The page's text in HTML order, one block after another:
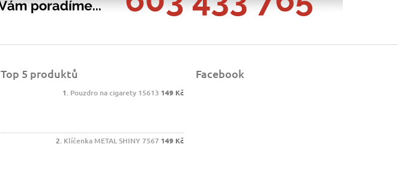
Top 5 produktů
Pouzdro na cigarety 15613 149 Kč
Klíčenka METAL SHINY 7567 149 Kč
Facebook